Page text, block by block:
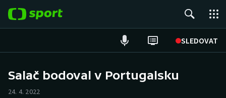
SLEDOVAT
Hokej
Salač bodoval v Portugalsku
24. 4. 2022